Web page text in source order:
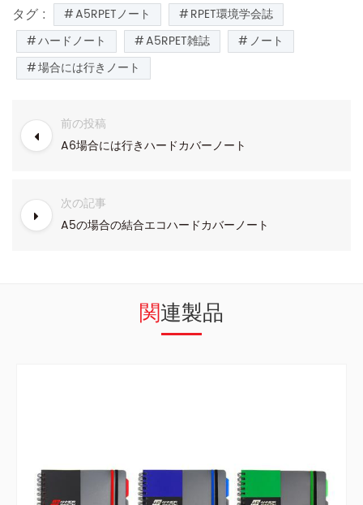
タグ : A5RPETノート
RPET環境学会誌
ハードノート
A5RPET雑誌
ノート
場合には行きノート
前の投稿
A6場合には行きハードカバーノート
次の記事
A5の場合の結合エコハードカバーノート
関連製品